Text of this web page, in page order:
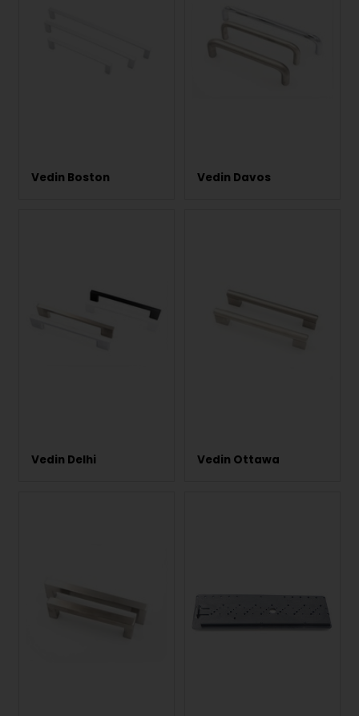
Vedin Boston Vedin Davos
Vedin Delhi Vedin Ottawa